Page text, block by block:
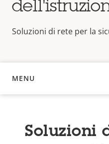
Soluzioni di rete per la
MENU
PANORAMICA
Soluzioni